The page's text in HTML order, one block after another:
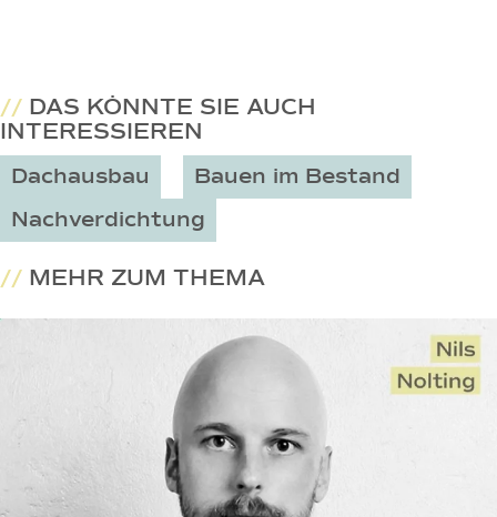
// DAS KÖNNTE SIE AUCH
INTERESSIEREN
Dachausbau
Bauen im Bestand
Nachverdichtung
// MEHR ZUM THEMA